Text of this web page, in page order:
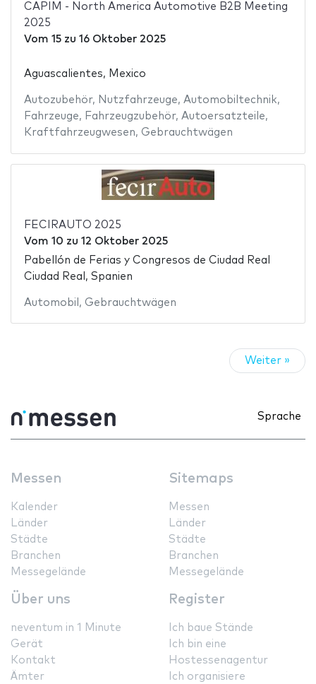
CAPIM - North America Automotive B2B Meeting
2025
Vom 15zu 16 Oktober 2025
Aguascalientes, Mexico
Autozubehör, Nutzfahrzeuge, Automobiltechnik,
Fahrzeuge, Fahrzeugzubehör, Autoersatzteile,
Kraftfahrzeugwesen, Gebrauchtwägen
FECIRAUTO 2025
Vom 10 zu 12 Oktober 2025
Pabellón de Ferias y Congresos de Ciudad Real
Ciudad Real, Spanien
Automobil , Gebrauchtwägen
Weiter »
Sprache
Messen
Kalender
Länder
Städte
Branchen
Messegelände
Sitemaps
Messen
Länder
Städte
Branchen
Messegelände
Über uns
neventum in 1 Minute
Gerät
Kontakt
Ämter
Register
Ich baue Stände
Ich bin eine
Hostessenagentur
Ich organisiere